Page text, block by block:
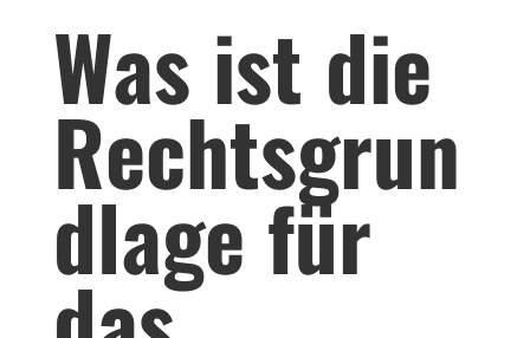
Was ist die
Rechtsgrun
dlage für